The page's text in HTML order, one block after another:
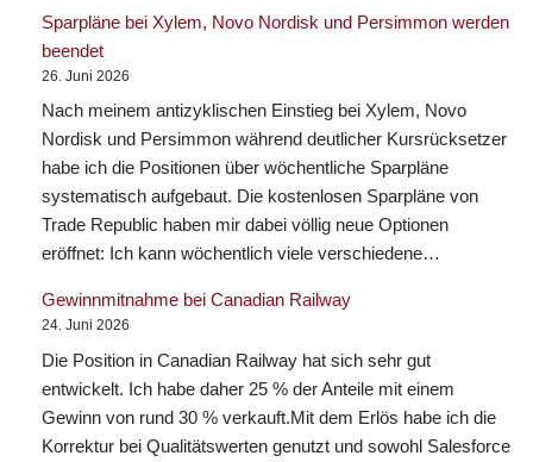
Sparpläne bei Xylem, Novo Nordisk und Persimmon werden
beendet
26. Juni 2026
Nach meinem antizyklischen Einstieg bei Xylem, Novo
Nordisk und Persimmon während deutlicher Kursrücksetzer
habe ich die Positionen über wöchentliche Sparpläne
systematisch aufgebaut. Die kostenlosen Sparpläne von
Trade Republic haben mir dabei völlig neue Optionen
eröffnet: Ich kann wöchentlich viele verschiedene…
Gewinnmitnahme bei Canadian Railway
24. Juni 2026
Die Position in Canadian Railway hat sich sehr gut
entwickelt. Ich habe daher 25 % der Anteile mit einem
Gewinn von rund 30 % verkauft.Mit dem Erlös habe ich die
Korrektur bei Qualitätswerten genutzt und sowohl Salesforce